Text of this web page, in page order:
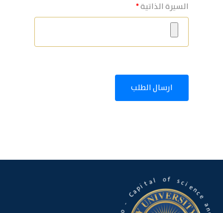
السيرة الذاتية
ارسال الطلب
-
C
a
p
ital f cienc
e
an
d